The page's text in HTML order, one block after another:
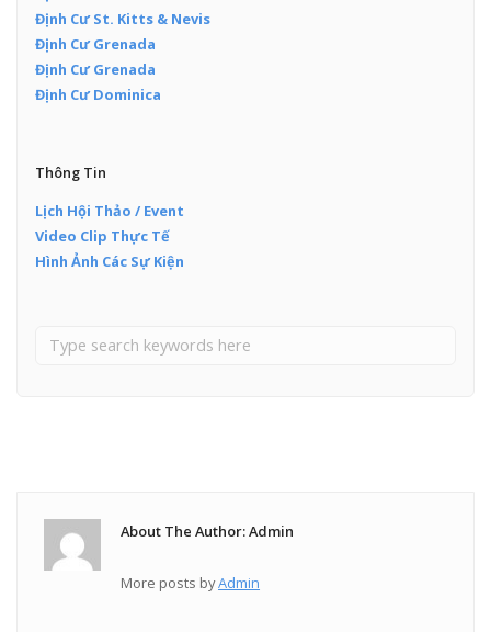
Định Cư St. Kitts & Nevis
Định Cư Grenada
Định Cư Grenada
Định Cư Dominica
Thông Tin
Lịch Hội Thảo / Event
Video Clip Thực Tế
Hình Ảnh Các Sự Kiện
About The Author: Admin
More posts byAdmin